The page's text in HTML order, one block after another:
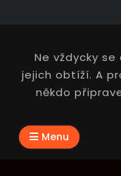
Ne vždycky
jejich obtíží. A
někdo
Menu